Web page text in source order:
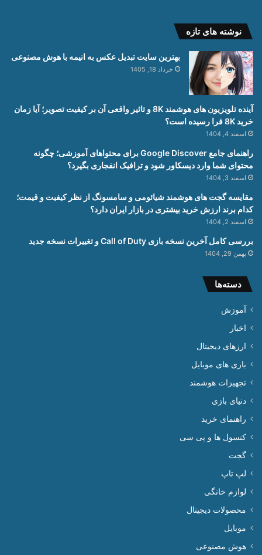
نوشته های تازه
بهترین سایت تبدیل عکس به انیمه با هوش مصنوعی
خرداد 18, 1405
آینده تلویزیون های هوشمند 8K و تاثیر واقعی آن بر کیفیت تصویر؛ آیا زمان
خرید 8K فرا رسیده است؟
اسفند 4, 1404
راهنمای جامع Google Discover برای محتواهای آموزشی؛ چگونه
محتوای شما وارد دیسکاور شود و ترافیک انفجاری بگیرد؟
اسفند 3, 1404
مقایسه گجت های هوشمند شیائومی و سامسونگ از نظر کیفیت و قیمت؛
کدام برند ارزش خرید بیشتری در بازار ایران دارد؟
اسفند 2, 1404
بررسی کامل آخرین نسخه بازی Call of Duty و تغییرات نسخه جدید
بهمن 29, 1404
دسته‌ها
آموزش
اخبار
ارزهای دیجیتال
بازی های موبایل
تجهیزات هوشمند
دنیای بازی
راهنمای خرید
کنسول ها و پی سی
گجت
لپ تاپ
لوازم خانگی
محصولات دیجیتال
موبایل
هوش مصنوعی